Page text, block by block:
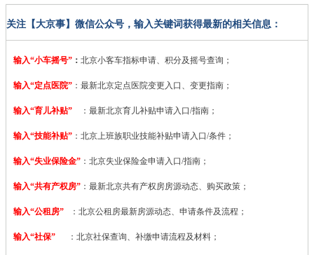
关注【大京事】微信公众号，输入关键词获得最新的相关信息：
输入“小车摇号” ： 北京小客车指标申请、积分及摇号查询；
输入“定点医院” ： 最新北京定点医院变更入口、变更指南；
输入“育儿补贴” ：最新北京育儿补贴申请入口/指南；
输入“技能补贴” ： 北京上班族职业技能补贴申请入口/条件；
输入“失业保险金” ：北京失业保险金申请入口/指南；
输入“共有产权房” ：最新北京共有产权房房源动态、购买政策；
输入“公租房” ：北京公租房最新房源动态、申请条件及流程；
输入“社保” ：北京社保查询、补缴申请流程及材料；